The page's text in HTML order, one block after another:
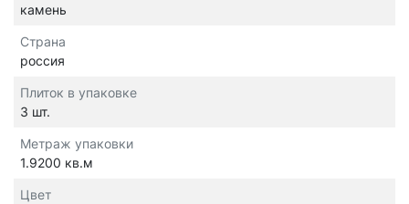
камень
Страна
россия
Плиток в упаковке
3 шт.
Метраж упаковки
1.9200 кв.м
Цвет